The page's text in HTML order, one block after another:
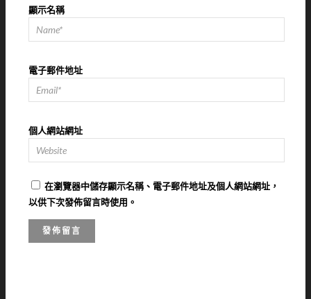
顯示名稱
電子郵件地址
個人網站網址
在瀏覽器中儲存顯示名稱、電子郵件地址及個人網站網址，
以供下次發佈留言時使用。